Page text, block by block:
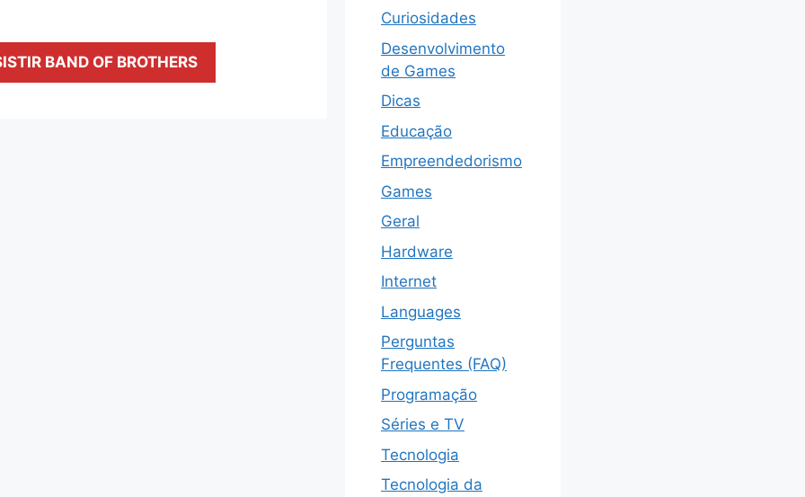
BAND OF BROTHERS
Curiosidades
Desenvolvimento
de Games
Dicas
Educação
Empreendedorismo
Games
Geral
Hardware
Internet
Languages
Perguntas
Frequentes (FAQ)
Programação
Séries e TV
Tecnologia
Tecnologia da